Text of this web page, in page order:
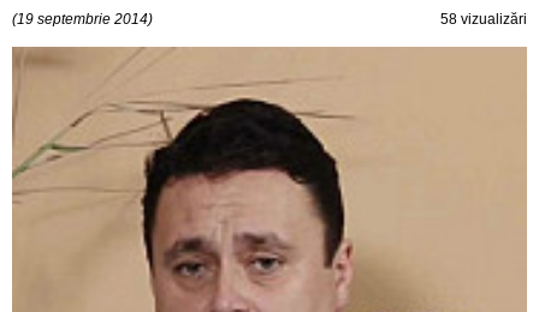
(19 septembrie 2014) 58 vizualizări